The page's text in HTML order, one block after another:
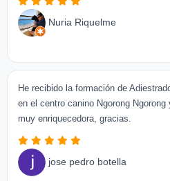
Nuria Riquelme
He recibido la formación de
en el centro canino Ngorong
muy enriquecedora, gracias.
jose pedro botella